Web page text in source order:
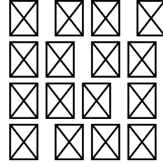
은 대류
정을 통
핵에서
사 에너